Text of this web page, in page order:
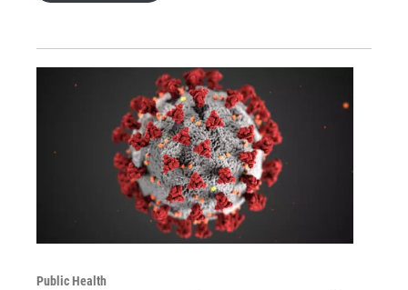
Public Health